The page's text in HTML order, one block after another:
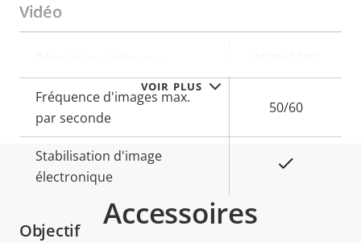
VOIR PLUS
Vidéo
de la
propriété
la
propriété
Fréquence d'images max.
par seconde
50/60
Stabilisation d'image
électronique
Objectif Accessoires